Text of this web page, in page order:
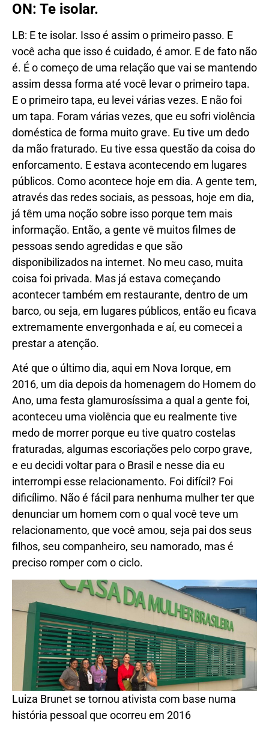
ON: Te isolar.
LB: E te isolar. Isso é assim o primeiro passo. E
você acha que isso é cuidado, é amor. E de fato não
é. É o começo de uma relação que vai se mantendo
assim dessa forma até você levar o primeiro tapa.
E o primeiro tapa, eu levei várias vezes. E não foi
um tapa. Foram várias vezes, que eu sofri violência
doméstica de forma muito grave. Eu tive um dedo
da mão fraturado. Eu tive essa questão da coisa do
enforcamento. E estava acontecendo em lugares
públicos. Como acontece hoje em dia. A gente tem,
através das redes sociais, as pessoas, hoje em dia,
já têm uma noção sobre isso porque tem mais
informação. Então, a gente vê muitos filmes de
pessoas sendo agredidas e que são
disponibilizados na internet. No meu caso, muita
coisa foi privada. Mas já estava começando
acontecer também em restaurante, dentro de um
barco, ou seja, em lugares públicos, então eu ficava
extremamente envergonhada e aí, eu comecei a
prestar a atenção.
Até que o último dia, aqui em Nova Iorque, em
2016, um dia depois da homenagem do Homem do
Ano, uma festa glamurosíssima a qual a gente foi,
aconteceu uma violência que eu realmente tive
medo de morrer porque eu tive quatro costelas
fraturadas, algumas escoriações pelo corpo grave,
e eu decidi voltar para o Brasil e nesse dia eu
interrompi esse relacionamento. Foi difícil? Foi
dificílimo. Não é fácil para nenhuma mulher ter que
denunciar um homem com o qual você teve um
relacionamento, que você amou, seja pai dos seus
filhos, seu companheiro, seu namorado, mas é
preciso romper com o ciclo.
Luiza Brunet se tornou ativista com base numa
história pessoal que ocorreu em 2016